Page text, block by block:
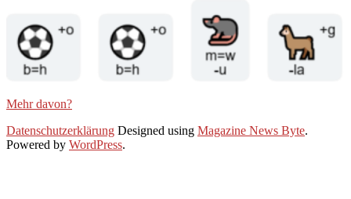
Mehr davon?
2022-
11-
Datenschutzerklärung Designed using Magazine News Byte.
Powered by WordPress.